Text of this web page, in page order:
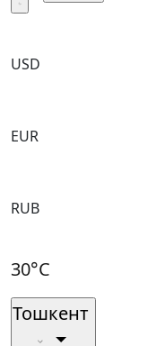
USD
EUR
RUB
30°C
Тошкент